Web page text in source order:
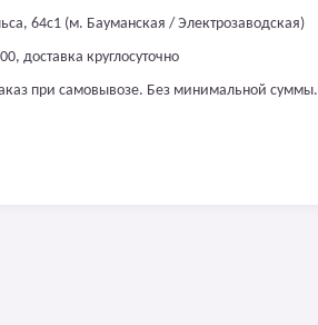
64с1 (м. Бауманская / Электрозаводская)
доставка круглосуточно
при самовывозе. Без минимальной суммы.